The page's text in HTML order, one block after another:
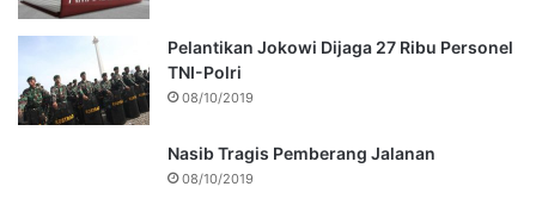
Pelantikan Jokowi Dijaga 27 Ribu Personel
TNI-Polri
08/10/2019
Nasib Tragis Pemberang Jalanan
08/10/2019